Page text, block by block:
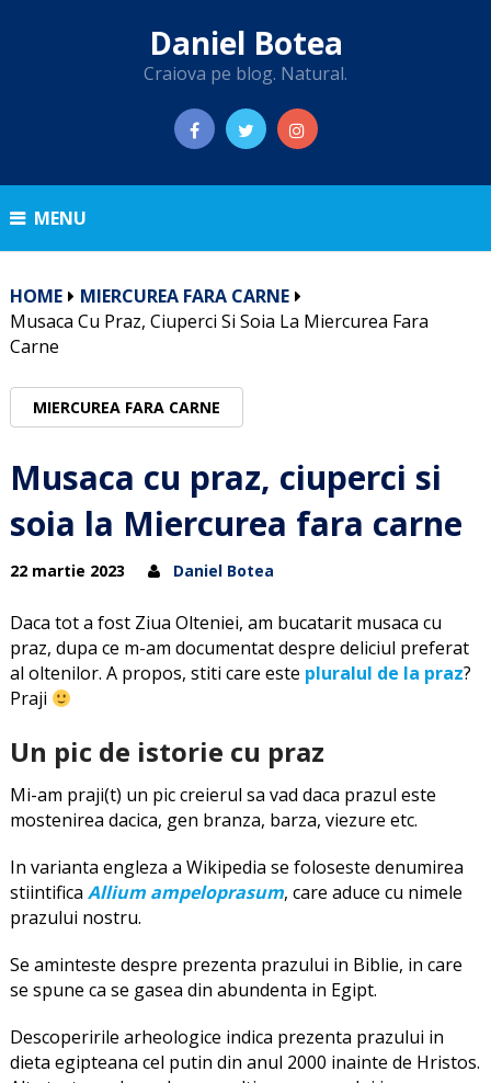
Daniel Botea
Craiova pe blog. Natural.
MENU
HOME
MIERCUREA FARA CARNE
Musaca Cu Praz, Ciuperci Si Soia La Miercurea Fara
Carne
MIERCUREA FARA CARNE
Musaca cu praz, ciuperci si
soia la Miercurea fara carne
22 martie 2023 Daniel Botea
Daca tot a fost Ziua Olteniei, am bucatarit musaca cu
praz, dupa ce m-am documentat despre deliciul preferat
al oltenilor. A propos, stiti care este pluralul de la praz?
Praji
Un pic de istorie cu praz
Mi-am praji(t) un pic creierul sa vad daca prazul este
mostenirea dacica, gen branza, barza, viezure etc.
In varianta engleza a Wikipedia se foloseste denumirea
stiintifica Allium ampeloprasum, care aduce cu nimele
prazului nostru.
Se aminteste despre prezenta prazului in Biblie, in care
se spune ca se gasea din abundenta in Egipt.
Descoperirile arheologice indica prezenta prazului in
dieta egipteana cel putin din anul 2000 inainte de Hristos.